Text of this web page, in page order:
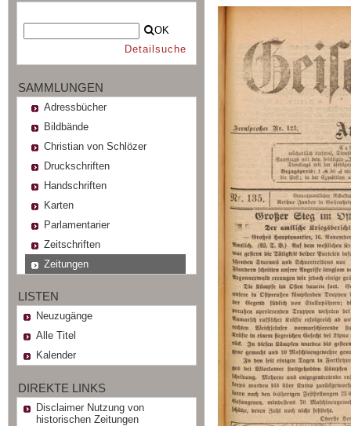
OK
Detailsuche
SAMMLUNGEN
Adressbücher
Bildbände
Christian von Schlözer
Druckschriften
Handschriften
Karten
Parlamentarier
Zeitschriften
Zeitungen
LISTEN
Neuzugänge
Alle Titel
Kalender
DIREKTE LINKS
Disclaimer Nutzung von
historischen Zeitungen